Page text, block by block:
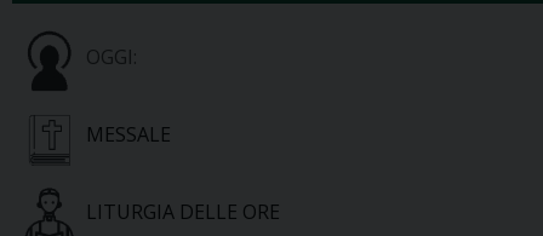
OGGI:
MESSALE
LITURGIA DELLE ORE